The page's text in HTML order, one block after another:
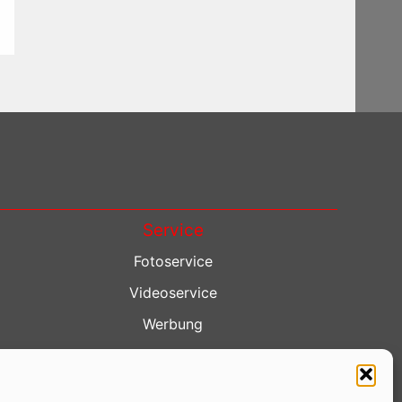
Service
Fotoservice
Videoservice
Werbung